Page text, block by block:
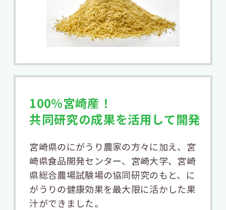
100%宮崎産！
共同研究の成果を活用して開発
宮崎県のにがうり農家の方々に加え、宮
崎県食品開発センター、宮崎大学、宮崎
県総合農場試験場の協同研究のもと、に
がうりの健康効果を最大限に活かした果
汁ができました。